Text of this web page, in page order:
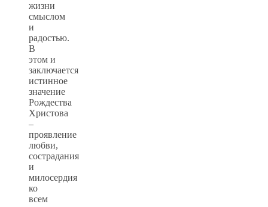
жизни
смыслом
и
радостью.
В
этом и
заключается
истинное
значение
Рождества
Христова
–
проявление
любви,
сострадания
и
милосердия
ко
всем